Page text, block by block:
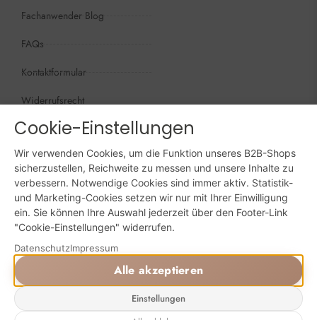
Fachanwender Blog
FAQs
Kontaktformular
Widerrufsrecht
Öffnungszeiten
Wir sind persönlich, für Sie da:
Mo - Do: 09:00 - 16:00 Uhr
Fr: 09:00 - 15:00 Uhr
Sa + So: geschlossen
Online bestellen: 24/7
Powered by Digital Solutions NF
AGB Impressum Datenschutz
Cookie-Einstellungen
Wir verwenden Cookies, um die Funktion unseres B2B-Shops
sicherzustellen, Reichweite zu messen und unsere Inhalte zu
verbessern. Notwendige Cookies sind immer aktiv. Statistik-
und Marketing-Cookies setzen wir nur mit Ihrer Einwilligung
ein. Sie können Ihre Auswahl jederzeit über den Footer-Link
"Cookie-Einstellungen" widerrufen.
DatenschutzImpressum
Alle akzeptieren
Einstellungen